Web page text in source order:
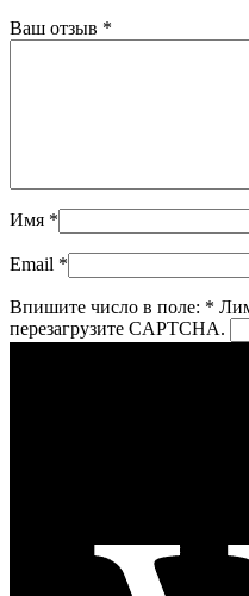
Ваш отзыв *
Имя *
Email *
Впишите число в поле: *
перезагрузите CAPTCHA.